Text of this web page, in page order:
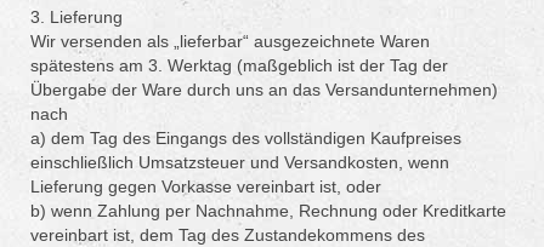
3. Lieferung
Wir versenden als „lieferbar“ ausgezeichnete Waren
spätestens am 3. Werktag (maßgeblich ist der Tag der
Übergabe der Ware durch uns an das Versandunternehmen)
nach
a) dem Tag des Eingangs des vollständigen Kaufpreises
einschließlich Umsatzsteuer und Versandkosten, wenn
Lieferung gegen Vorkasse vereinbart ist, oder
b) wenn Zahlung per Nachnahme, Rechnung oder Kreditkarte
vereinbart ist, dem Tag des Zustandekommens des